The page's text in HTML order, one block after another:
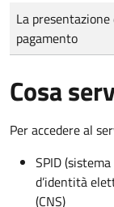
Tipo di pagamento
Importo
La
pagamento
Cosa
Per accedere al
SPID
d’identità
(CNS)